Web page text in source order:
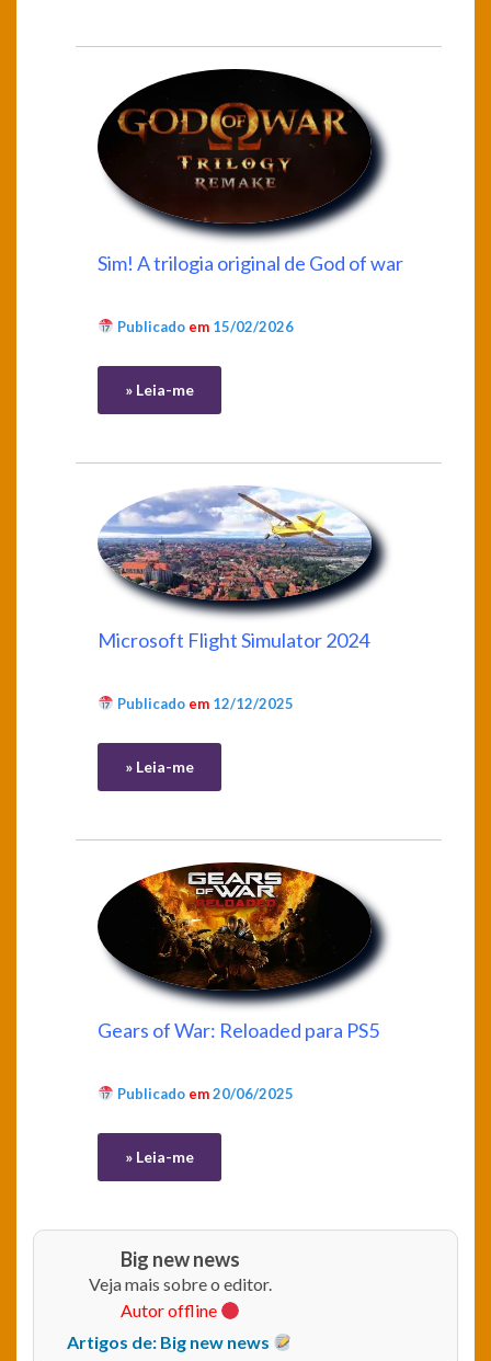
Sim! A trilogia original de God of war
Publicado em15/02/2026
» Leia-me
Microsoft Flight Simulator 2024
Publicado em12/12/2025
» Leia-me
Gears of War: Reloaded para PS5
Publicado em20/06/2025
» Leia-me
Big new news
Veja mais sobre o editor.
Autor offline
Artigos de: Big new news